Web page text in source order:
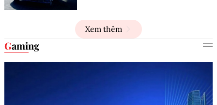
Xem thêm
Gaming